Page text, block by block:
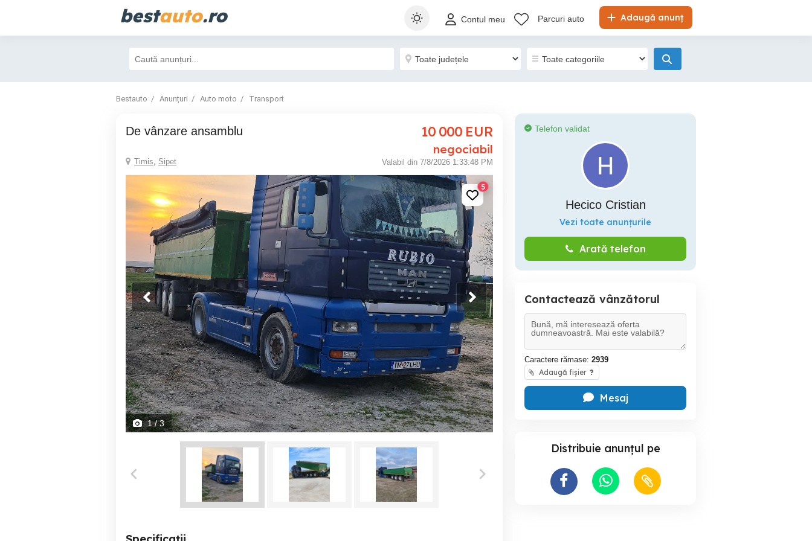
bestauto.ro Adaugă anunț
Contul meu Parcuri auto
Bestauto Anunțuri Auto moto Transport
De vânzare ansamblu 10 000 EUR
negociabil
Timis, Sipet Valabil din 7/8/2026 1:33:48 PM
5
1/ 3
Telefon validat
Hecico Cristian
Vezi toate anunțurile
Arată telefon
Contactează vânzătorul
Caractere rămase: 2939
Adaugă fișier ?
Mesaj
Distribuie anunțul pe